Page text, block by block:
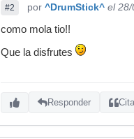
#2 por ^DrumStick^ el
como mola tio!!
Que la disfrutes
Responder